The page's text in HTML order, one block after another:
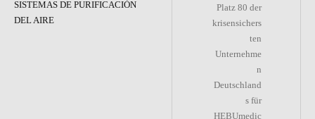
SISTEMAS DE PURIFICACIÓN
DEL AIRE